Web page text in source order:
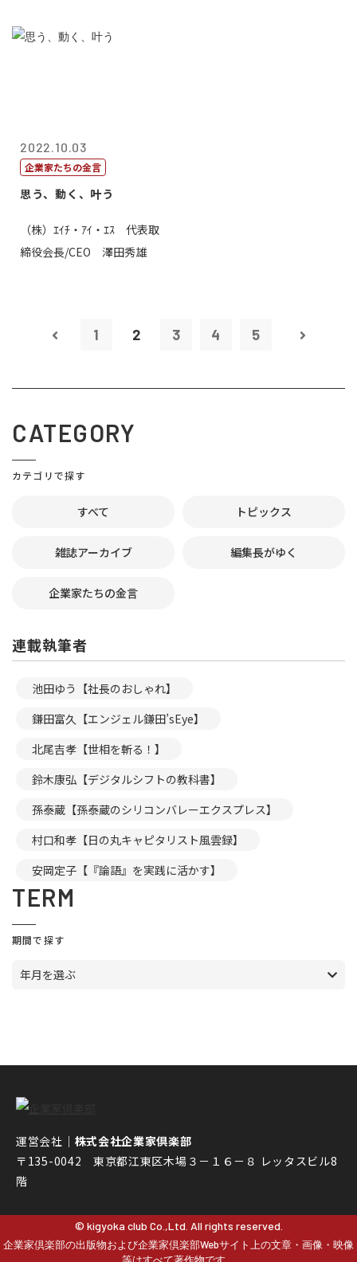
2022.10.03
企業家たちの金言
思う、動く、叶う
（株）ｴｲﾁ・ｱｲ・ｴｽ 代表取
締役会長/CEO 澤田秀雄
1 2 3 4 5
CATEGORY
カテゴリで探す
すべて トピックス
雑誌アーカイブ 編集長がゆく
企業家たちの金言
連載執筆者
池田ゆう【社長のおしゃれ】
鎌田富久【エンジェル鎌田’sEye】
北尾吉孝【世相を斬る！】
鈴木康弘【デジタルシフトの教科書】
孫泰蔵【孫泰蔵のシリコンバレーエクスプレス】
村口和孝【日の丸キャピタリスト風雲録】
安岡定子【『論語』を実践に活かす】
TERM
期間で探す
年月を選ぶ
運営会社｜ 株式会社企業家倶楽部
〒135-0042 東京都江東区木場３－１６－８ レッタスビル8
階
© kigyoka club Co.,Ltd. All rights reserved.
企業家倶楽部の出版物および企業家倶楽部Webサイト上の文章・画像・映像